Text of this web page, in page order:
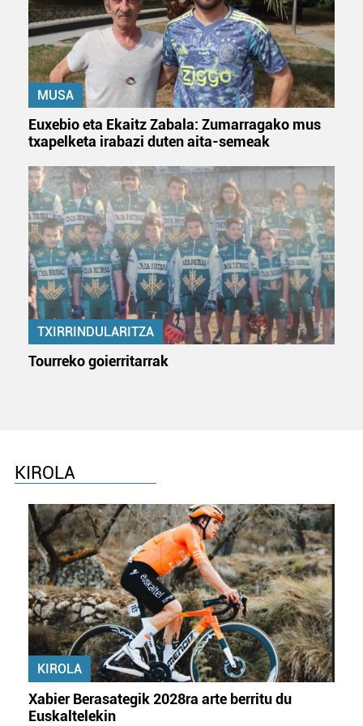
Lortu zure datu pertsonalak prozesatzeko moduari
buruzko informazio gehiago eta ezarri zure lehentasunak
datuen atalean. Edozein unetan alda edo ken dezakezu
zure baimena Cookieen adierazpenean.
Webgune honek cookie propioak eta hirugarrenen cookie-
fitxategiak erabiltzen ditu. Zure esperientzia eta
zerbitzuak hobetzeko asmoz, cookie teknologiaz
baliatzen gara. Ohar hau onartuz gero, teknologia hori
erabiltzeko baimen esplizitua ematen diguzu.Gehiago
irakurri
MUSA
Euxebio eta Ekaitz Zabala: Zumarragako mus
txapelketa irabazi duten aita-semeak
TXIRRINDULARITZA
Tourreko goierritarrak
KIROLA
KIROLA
Xabier Berasategik 2028ra arte berritu du
Euskaltelekin